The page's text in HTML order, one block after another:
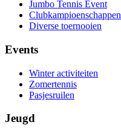
Jumbo Tennis Event
Clubkampioenschappen
Diverse toernooien
Events
Winter activiteiten
Zomertennis
Pasjesruilen
Jeugd